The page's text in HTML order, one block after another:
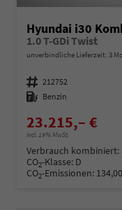
Hyundai i30
1.0 T-GDi Twist
unverbindliche Lieferzeit: 3
Fahrzeugnummer 212752
Kraftstoff Benzin
23.215,– €
incl. 19% MwSt.
Verbrauch kombiniert:
CO2-Klasse: D
CO2-Emissionen: